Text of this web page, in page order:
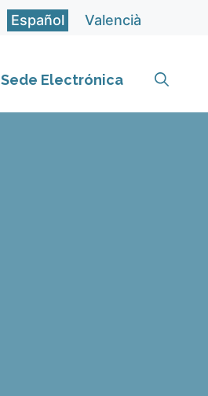
Español Valencià
Sede Electrónica